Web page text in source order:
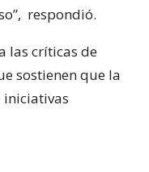
respondió.
las críticas de
sostienen que la
iniciativas